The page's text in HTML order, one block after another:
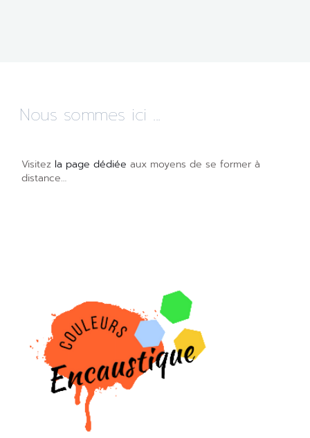
Nous sommes ici ...
Visitez la page dédiée aux moyens de se former à
distance…